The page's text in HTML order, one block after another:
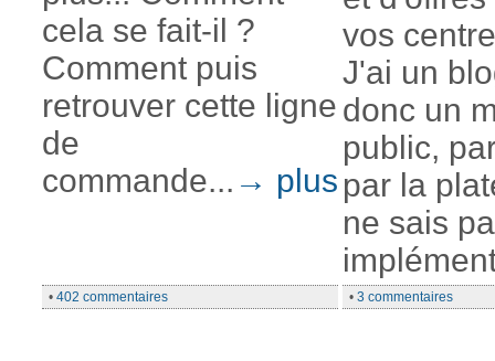
cela se fait-il ?
Comment puis
retrouver cette ligne
de
commande... → plus
vos
J'ai un
donc un
public,
par la
ne sais
• 402 commentaires • 3 commentaires